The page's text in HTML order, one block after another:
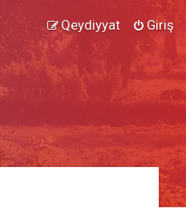
Giriş
Qeydiyyat